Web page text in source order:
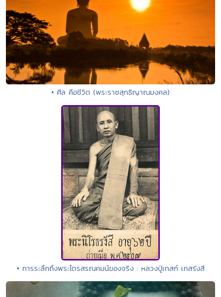
• ศีล คือชีวิต (พระราชสุทธิญาณมงคล)
• การระลึกถึงพระไตรสรณคมน์ของจริง : หลวงปู่เทสก์ เทสรังสี